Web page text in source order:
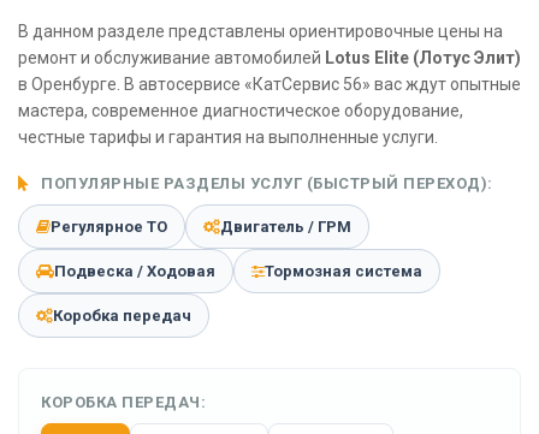
В данном разделе представлены ориентировочные цены на
ремонт и обслуживание автомобилей Lotus Elite (Лотус Элит)
в Оренбурге. В автосервисе «КатСервис 56» вас ждут опытные
мастера, современное диагностическое оборудование,
честные тарифы и гарантия на выполненные услуги.
ПОПУЛЯРНЫЕ РАЗДЕЛЫ УСЛУГ (БЫСТРЫЙ ПЕРЕХОД):
Регулярное ТО Двигатель / ГРМ
Подвеска / Ходовая Тормозная система
Коробка передач
КОРОБКА ПЕРЕДАЧ: